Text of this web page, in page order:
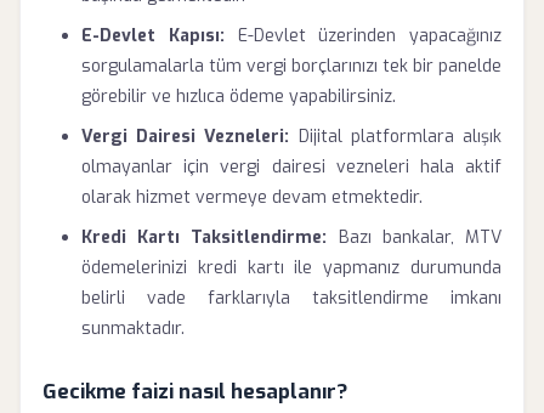
E-Devlet Kapısı: E-Devlet üzerinden yapacağınız
sorgulamalarla tüm vergi borçlarınızı tek bir panelde
görebilir ve hızlıca ödeme yapabilirsiniz.
Vergi Dairesi Vezneleri: Dijital platformlara alışık
olmayanlar için vergi dairesi vezneleri hala aktif
olarak hizmet vermeye devam etmektedir.
Kredi Kartı Taksitlendirme: Bazı bankalar, MTV
ödemelerinizi kredi kartı ile yapmanız durumunda
belirli vade farklarıyla taksitlendirme imkanı
sunmaktadır.
Gecikme faizi nasıl hesaplanır?